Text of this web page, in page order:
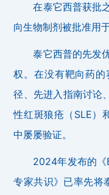
在泰它西普获批
向生物制剂被批准用
泰它西普的先发
权。在没有靶向药
径、先进入指南讨论
性红斑狼疮（SLE）
中屡屡验证。
2024年发布的《
专家共识》已率先将